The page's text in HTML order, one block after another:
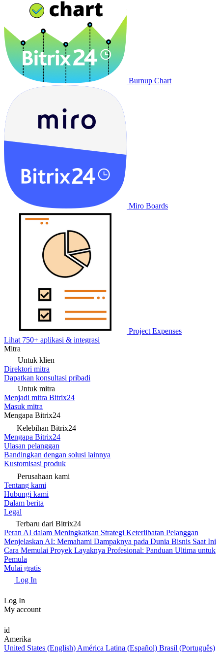
Burnup Chart
Miro Boards
Project Expenses
Lihat 750+ aplikasi & integrasi
Mitra
Untuk klien
Direktori mitra
Dapatkan konsultasi pribadi
Untuk mitra
Menjadi mitra Bitrix24
Masuk mitra
Mengapa Bitrix24
Kelebihan Bitrix24
Mengapa Bitrix24
Ulasan pelanggan
Bandingkan dengan solusi lainnya
Kustomisasi produk
Perusahaan kami
Tentang kami
Hubungi kami
Dalam berita
Legal
Terbaru dari Bitrix24
Peran AI dalam Meningkatkan Strategi Keterlibatan Pelanggan
Menjelaskan AI: Memahami Dampaknya pada Dunia Bisnis Saat Ini
Cara Memulai Proyek Layaknya Profesional: Panduan Ultima untuk
Pemula
Mulai gratis
Log In
Log In
My account
id
Amerika
United States (English) América Latina (Español) Brasil (Português)